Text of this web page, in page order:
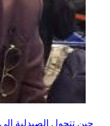
حين تتحول الصيدلية